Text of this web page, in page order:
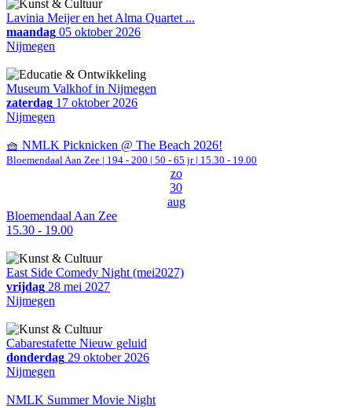
Lavinia Meijer en het Alma Quartet ...
maandag 05 oktober 2026
Nijmegen
Museum Valkhof in Nijmegen
zaterdag 17 oktober 2026
Nijmegen
🧺 NMLK Picknicken @ The Beach 2026!
Bloemendaal Aan Zee | 194 - 200 | 50 - 65 jr | 15.30 - 19.00
zo
30
aug
Bloemendaal Aan Zee
15.30 - 19.00
East Side Comedy Night (mei2027)
vrijdag 28 mei 2027
Nijmegen
Cabarestafette Nieuw geluid
donderdag 29 oktober 2026
Nijmegen
NMLK Summer Movie Night